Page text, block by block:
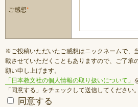
ご感想*
※ご投稿いただいたご感想はニックネームで、
載させていただくこともありますので、ご了承
願い申し上げます。
「日本教文社の個人情報の取り扱いについて」
「同意する」をチェックして送信してください。
同意する